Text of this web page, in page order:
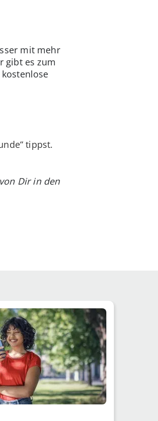
mit mehr
gibt es zum
tippst.
Dir in den